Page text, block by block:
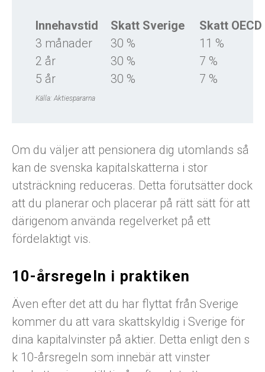
Innehavstid Skatt Sverige
Skatt OECD
3 månader
30 %
11 %
2 år
30 %
7 %
5 år
30 % 7 %
Källa: Aktiespararna
Om du väljer att pensionera dig utomlands så
kan de svenska kapitalskatterna i stor
utsträckning reduceras. Detta förutsätter dock
att du planerar och placerar på rätt sätt för att
därigenom använda regelverket på ett
fördelaktigt vis.
10-årsregeln i praktiken
Även efter det att du har flyttat från Sverige
kommer du att vara skattskyldig i Sverige för
dina kapitalvinster på aktier. Detta enligt den s
k 10-årsregeln som innebär att vinster